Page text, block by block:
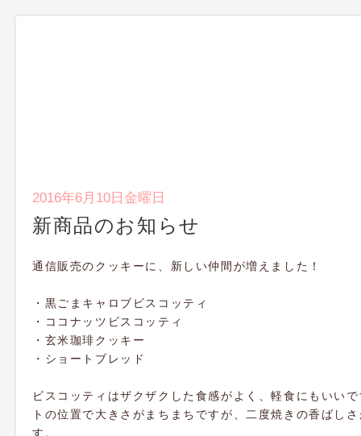
2016年6月10日金曜日
新商品のお知らせ
通信販売のクッキーに、新しい仲間が増えました！
・黒ごまキャロブビスコッティ
・ココナッツビスコッティ
・玄米珈琲クッキー
・ショートブレッド
ビスコッティはザクザクした食感がよく、軽食にもいい
トの位置で大きさがまちまちですが、二度焼きの香ばし
す。